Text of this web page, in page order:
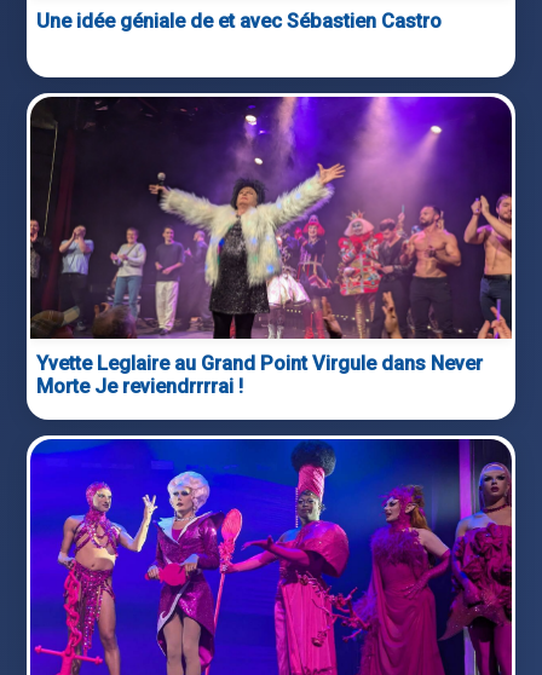
Une idée géniale de et avec Sébastien Castro
Yvette Leglaire au Grand Point Virgule dans Never
Morte Je reviendrrrrai !